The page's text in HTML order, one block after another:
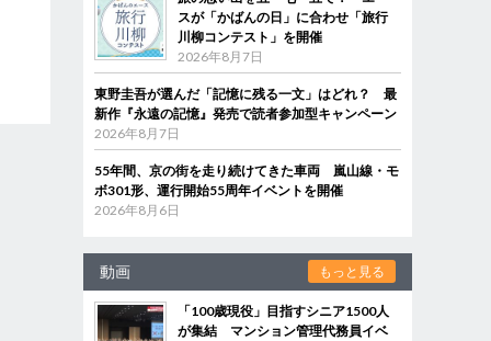
スが「かばんの日」に合わせ「旅行
川柳コンテスト」を開催
2026年8月7日
東野圭吾が選んだ「記憶に残る一文」はどれ？ 最
新作『永遠の記憶』発売で読者参加型キャンペーン
2026年8月7日
55年間、京の街を走り続けてきた車両 嵐山線・モ
ボ301形、運行開始55周年イベントを開催
2026年8月6日
動画 もっと見る
「100歳現役」目指すシニア1500人
が集結 マンション管理代務員イベ